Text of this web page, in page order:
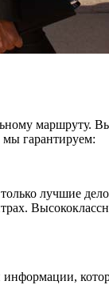
маршруту.
мы гарантируем:
лучшие